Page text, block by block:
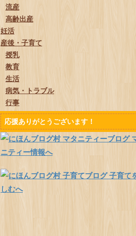
流産
高齢出産
妊活
産後・子育て
授乳
教育
生活
病気・トラブル
行事
応援ありがとうございます！